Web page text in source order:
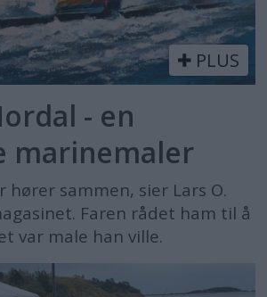
PLUS
- en
marinemaler
hører sammen, sier Lars O.
Faren rådet ham til å
var male han ville.